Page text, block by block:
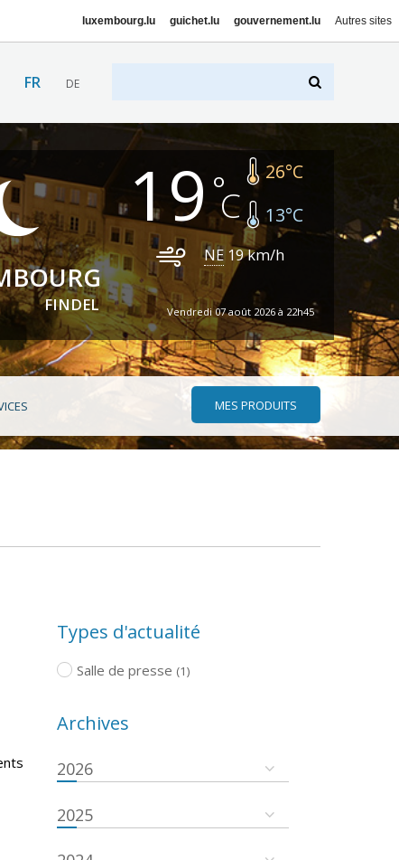
luxembourg.lu guichet.lu gouvernement.lu Autres sites
FR DE
FINDEL
19 26°C
13°C
NE 19km/h
Vendredi 07 août 2026 à 22h45
MES PRODUITS
Types d'actualité
Salle de presse (1)
Archives
2026
2025